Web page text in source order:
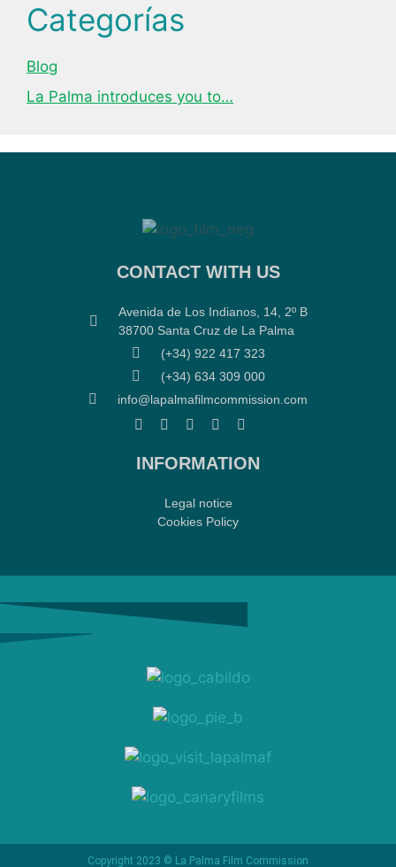
Categorías
Blog
La Palma introduces you to…
CONTACT WITH US
Avenida de Los Indianos, 14, 2º B
38700 Santa Cruz de La Palma
(+34) 922 417 323
(+34) 634 309 000
info@lapalmafilmcommission.com
INFORMATION
Legal notice
Cookies Policy
Copyright 2023 © La Palma Film Commission